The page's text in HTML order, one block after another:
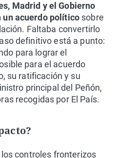
Madrid y el Gobierno
acuerdo político sobre
Faltaba convertirlo
definitivo está a punto:
para lograr el
para el acuerdo
su ratificación y su
principal del Peñón,
recogidas por El País.
controles fronterizos